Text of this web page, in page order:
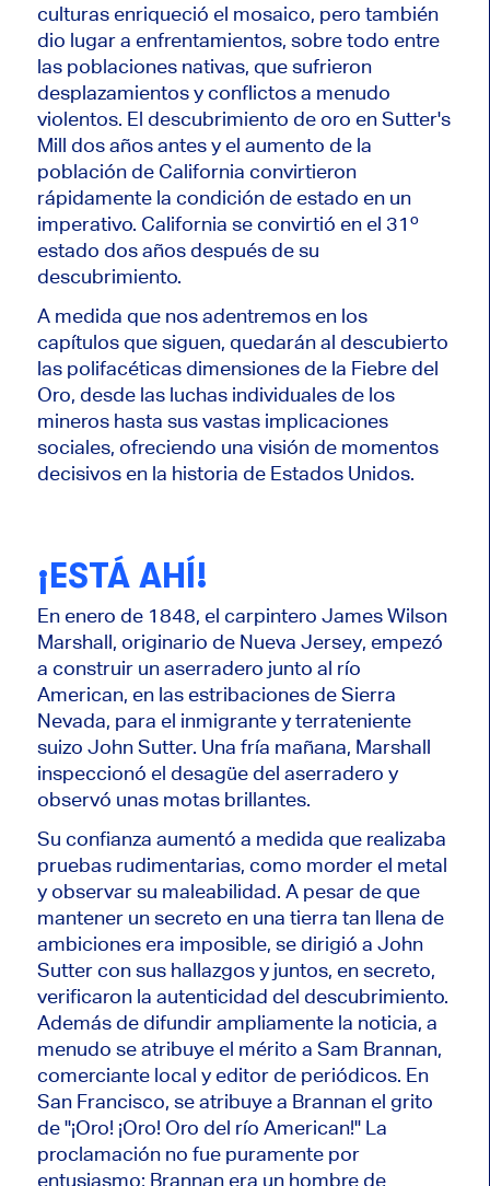
culturas enriqueció el mosaico, pero también
dio lugar a enfrentamientos, sobre todo entre
las poblaciones nativas, que sufrieron
desplazamientos y conflictos a menudo
violentos. El descubrimiento de oro en Sutter's
Mill dos años antes y el aumento de la
población de California convirtieron
rápidamente la condición de estado en un
imperativo. California se convirtió en el 31º
estado dos años después de su
descubrimiento.
A medida que nos adentremos en los
capítulos que siguen, quedarán al descubierto
las polifacéticas dimensiones de la Fiebre del
Oro, desde las luchas individuales de los
mineros hasta sus vastas implicaciones
sociales, ofreciendo una visión de momentos
decisivos en la historia de Estados Unidos.
¡ESTÁ AHÍ!
En enero de 1848, el carpintero James Wilson
Marshall, originario de Nueva Jersey, empezó
a construir un aserradero junto al río
American, en las estribaciones de Sierra
Nevada, para el inmigrante y terrateniente
suizo John Sutter. Una fría mañana, Marshall
inspeccionó el desagüe del aserradero y
observó unas motas brillantes.
Su confianza aumentó a medida que realizaba
pruebas rudimentarias, como morder el metal
y observar su maleabilidad. A pesar de que
mantener un secreto en una tierra tan llena de
ambiciones era imposible, se dirigió a John
Sutter con sus hallazgos y juntos, en secreto,
verificaron la autenticidad del descubrimiento.
Además de difundir ampliamente la noticia, a
menudo se atribuye el mérito a Sam Brannan,
comerciante local y editor de periódicos. En
San Francisco, se atribuye a Brannan el grito
de "¡Oro! ¡Oro! Oro del río American!" La
proclamación no fue puramente por
entusiasmo; Brannan era un hombre de